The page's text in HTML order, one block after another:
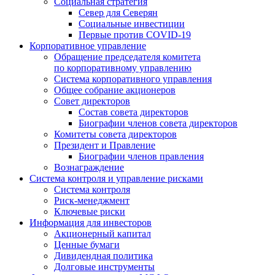
Север для Северян
Социальные инвестиции
Первые против COVID‑19
Корпоративное управление
Обращение председателя комитета
по корпоративному управлению
Система корпоративного управления
Общее собрание акционеров
Совет директоров
Состав совета директоров
Биографии членов совета директоров
Комитеты совета директоров
Президент и Правление
Биографии членов правления
Вознаграждение
Система контроля и управление рисками
Система контроля
Риск-менеджмент
Ключевые риски
Информация для инвесторов
Акционерный капитал
Ценные бумаги
Дивидендная политика
Долговые инструменты